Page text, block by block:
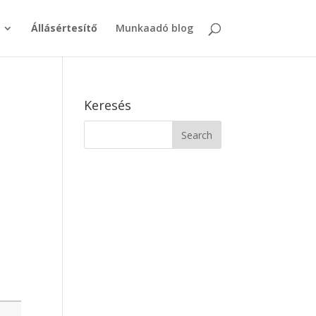
Állásértesítő Munkaadó blog
Keresés